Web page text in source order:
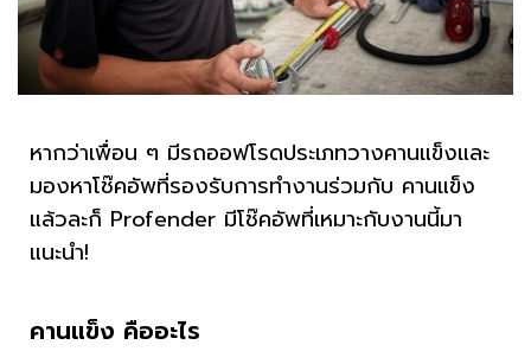
หากว่าเพื่อน ๆ มีรถออฟโรดประเภทวางคานแข็งและ
มองหาโช๊คอัพที่รองรับการทำงานร่วมกับ คานแข็ง
แล้วละก็ Profender มีโช๊คอัพที่เหมาะกับงานนี้มา
แนะนำ!
คานแข็ง คืออะไร